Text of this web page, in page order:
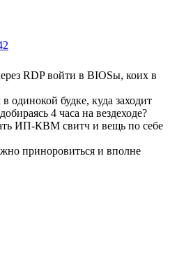
RDP войти в BIOSы, коих в
одинокой будке, куда заходит
4 часа на вездеходе?
ИП-КВМ свитч и вещь по себе
приноровиться и вполне